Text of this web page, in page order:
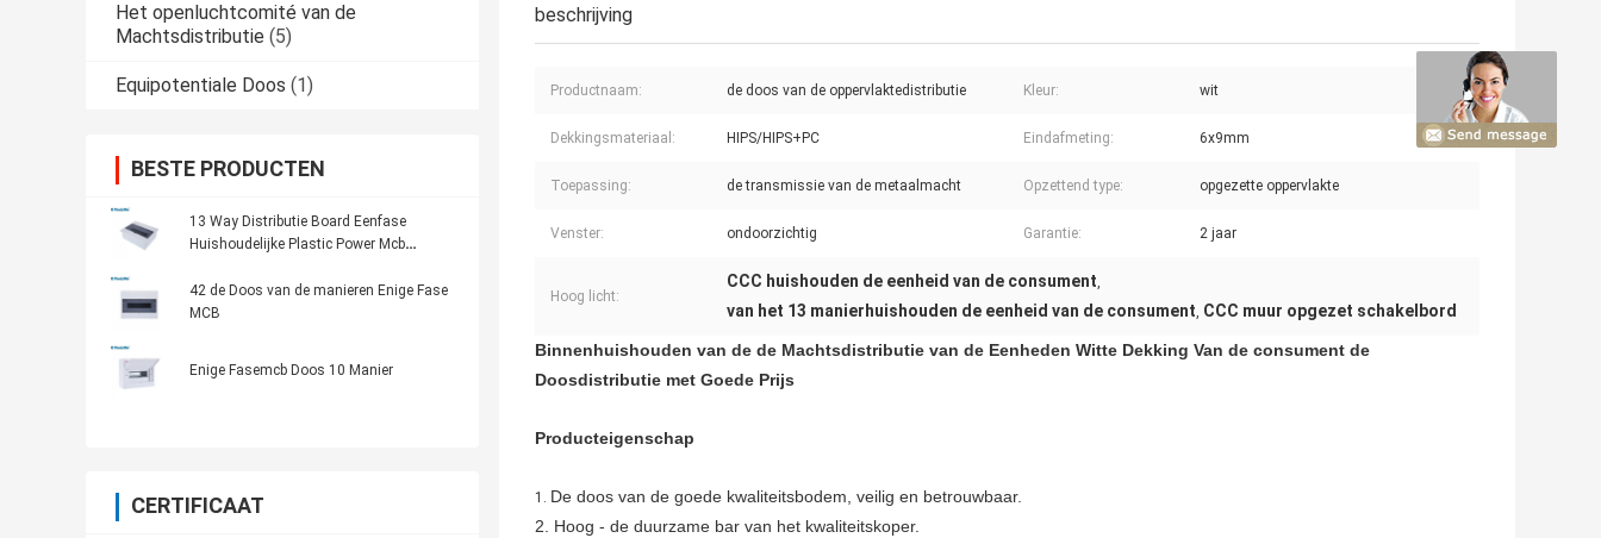
Het openluchtcomité van de
Machtsdistributie (5)
Equipotentiale Doos (1)
BESTE PRODUCTEN
13 Way Distributie Board Eenfase
Huishoudelijke Plastic Power Mcb
42 de Doos van de manieren Enige Fase
MCB
Enige Fasemcb Doos 10 Manier
CERTIFICAAT
beschrijving
Productnaam: de doos van de oppervlaktedistributie Kleur: wit
Dekkingsmateriaal: HIPS/HIPS+PC Eindafmeting: 6x9mm
Toepassing: de transmissie van de metaalmacht Opzettend type: opgezette oppervlakte
Venster: ondoorzichtig Garantie: 2 jaar
Hoog licht:
CCC huishouden de eenheid van de consument,
van het 13 manierhuishouden de eenheid van de consument, CCC muur opgezet schakelbord
Binnenhuishouden van de de Machtsdistributie van de Eenheden Witte Dekking Van de consument de
Doosdistributie met Goede Prijs
Producteigenschap
1. De doos van de goede kwaliteitsbodem, veilig en betrouwbaar.
2. Hoog - de duurzame bar van het kwaliteitskoper.